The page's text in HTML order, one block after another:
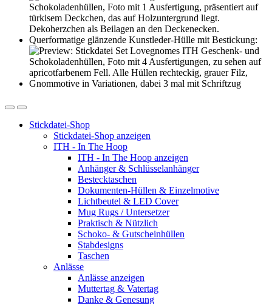
Stickdatei-Shop
Stickdatei-Shop anzeigen
ITH - In The Hoop
ITH - In The Hoop anzeigen
Anhänger & Schlüsselanhänger
Bestecktaschen
Dokumenten-Hüllen & Einzelmotive
Lichtbeutel & LED Cover
Mug Rugs / Untersetzer
Praktisch & Nützlich
Schoko- & Gutscheinhüllen
Stabdesigns
Taschen
Anlässe
Anlässe anzeigen
Muttertag & Vatertag
Danke & Genesung